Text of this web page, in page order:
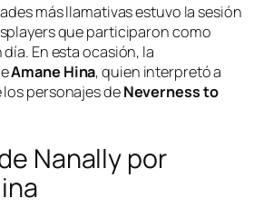
más llamativas estuvo la sesión
que participaron como
En esta ocasión, la
Amane Hina, quien interpretó a
los personajes deNeverness to
Nanally por